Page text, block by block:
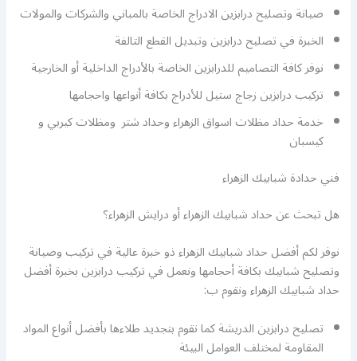
صيانة وتصليح درابزين الادراج الخاصة بالمباني والشركات والمولات
الخبرة في تصليح درابزين وتبديل القطع التالفة
نوفر كافة التصاميم للدرابزين الخاصة بالأدراج الداخلية أو الخارجية
تركيب درابزين زجاج ستيل للأدراج بكافة أنواعها واحجامها
خدمة حداد مظلات اسواق الزهراء وحداد شتر ومظلات كيربي و
كيسبان
فني حدادة شبابيك الزهراء
هل تبحث عن حداد شبابيك الزهراء أو درايش الزهراء؟
نوفر لكم أفضل حداد شبابيك الزهراء ذو خبرة عالية في تركيب وصيانة
وتصليح شبابيك بكافة أحجامها ونعمل في تركيب درابزين بخبرة أفضل
حداد شبابيك الزهراء ونقوم ب:
تصليح درابزين الدريشة كما نقوم بتجديد طلاءها بأفضل أنواع المواد
المقاومة لمختلف العوامل البيئة